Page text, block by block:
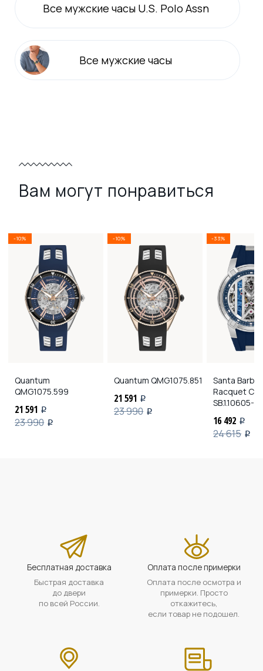
Все мужские часы U.S. Polo Assn
Все мужские часы
Вам могут понравиться
-10%
Quantum
QMG1075.599
21 591 i
23 990 i
-10%
Quantum QMG1075.851
21 591 i
23 990 i
-33%
Santa
Racquet
SB.1.10605-2
16 492 i
24 615 i
Бесплатная доставка
Быстрая доставка
до двери
по всей России.
Оплата после примерки
Оплата после осмотра и
примерки. Просто
откажитесь,
если товар не подошел.